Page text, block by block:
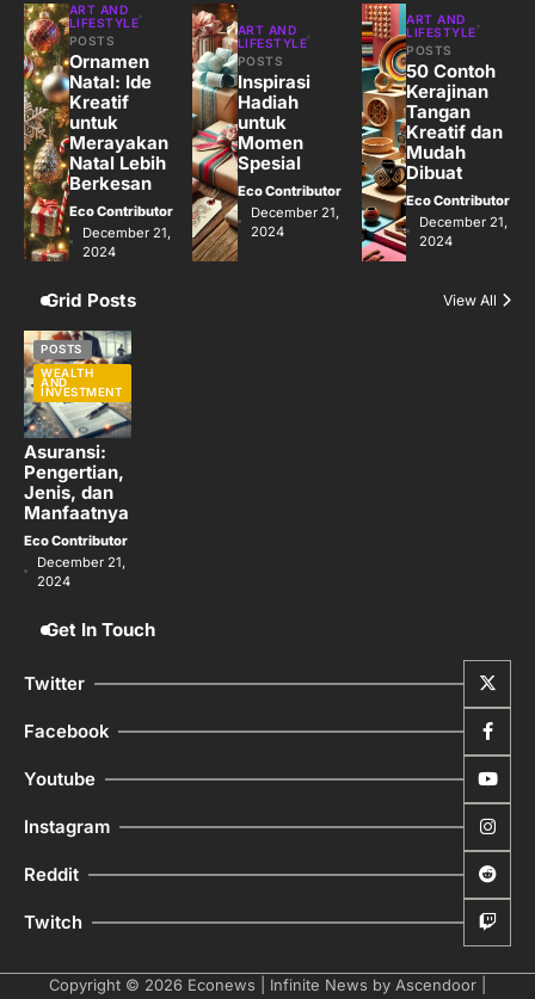
ART AND
LIFESTYLE
POSTS
Ornamen
Natal: Ide
Kreatif
untuk
Merayakan
Natal Lebih
Berkesan
Eco Contributor
December 21,
2024
ART AND
LIFESTYLE
POSTS
Inspirasi
Hadiah
untuk
Momen
Spesial
Eco Contributor
December 21,
2024
ART AND
LIFESTYLE
POSTS
50 Contoh
Kerajinan
Tangan
Kreatif dan
Mudah
Dibuat
Eco Contributor
December 21,
2024
Grid Posts View All
POSTS
WEALTH
AND
INVESTMENT
Asuransi:
Pengertian,
Jenis, dan
Manfaatnya
Eco Contributor
December 21,
2024
Get In Touch
Twitter
Facebook
Youtube
Instagram
Reddit
Twitch
Copyright © 2026 Econews | Infinite News by Ascendoor